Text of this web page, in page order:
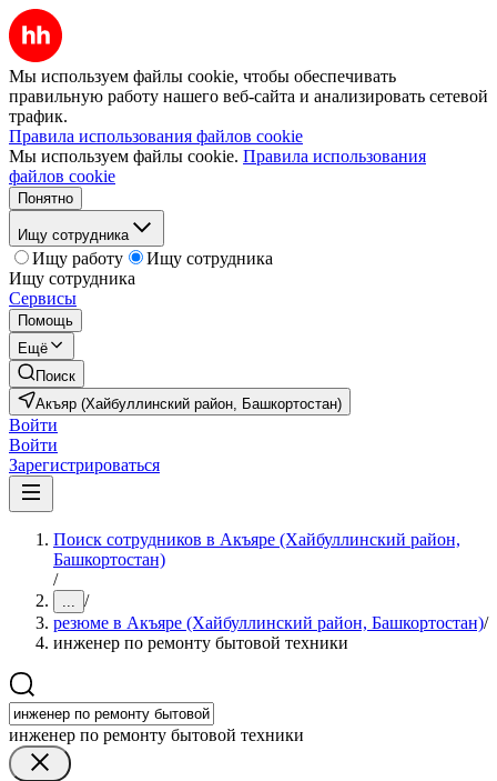
Мы используем файлы cookie, чтобы обеспечивать
правильную работу нашего веб-сайта и анализировать сетевой
трафик.
Правила использования файлов cookie
Мы используем файлы cookie. Правила использования
файлов cookie
Понятно
Ищу сотрудника
Ищу работу
Ищу сотрудника
Ищу сотрудника
Сервисы
Помощь
Ещё
Поиск
Акъяр (Хайбуллинский район, Башкортостан)
Войти
Войти
Зарегистрироваться
Поиск сотрудников в Акъяре (Хайбуллинский район,
Башкортостан)
/
... /
резюме в Акъяре (Хайбуллинский район, Башкортостан)/
инженер по ремонту бытовой техники
инженер по ремонту бытовой техники